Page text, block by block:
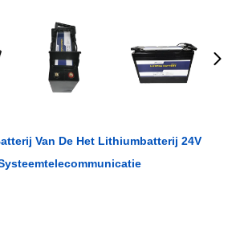
Van De Het Lithiumbatterij 24V